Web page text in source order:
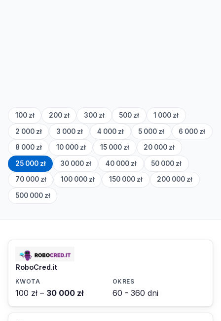
100 zł 200 zł 300 zł 500 zł 1 000 zł
2 000 zł 3 000 zł 4 000 zł 5 000 zł 6 000 zł
8 000 zł 10 000 zł 15 000 zł 20 000 zł
25 000 zł 30 000 zł 40 000 zł 50 000 zł
70 000 zł 100 000 zł 150 000 zł 200 000 zł
500 000 zł
RoboCred.it
100 zł – 30 000 zł 60 - 360 dni